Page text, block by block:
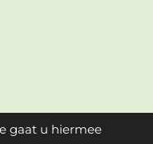
gaat u hiermee